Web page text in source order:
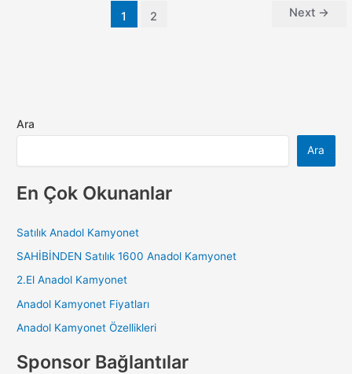
1 2 Next →
Ara
Ara
En Çok Okunanlar
Satılık Anadol Kamyonet
SAHİBİNDEN Satılık 1600 Anadol Kamyonet
2.El Anadol Kamyonet
Anadol Kamyonet Fiyatları
Anadol Kamyonet Özellikleri
Sponsor Bağlantılar